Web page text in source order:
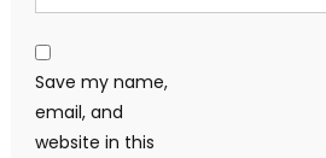
Save my name,
email, and
website in this